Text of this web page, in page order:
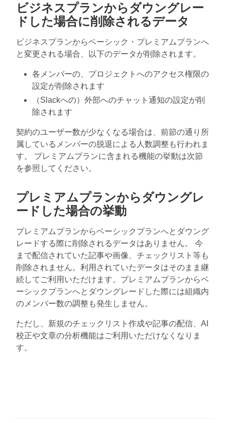
ビジネスプランからダウングレー
ドした場合に削除されるデータ
ビジネスプランからベーシック・プレミアムプランへ
と変更される場合、以下のデータが削除されます。
各メンバーの、プロジェクトへのアクセス権限の
設定が削除されます
（Slackへの）外部へのチャット通知の設定が削
除されます
契約のユーザー数が少なくなる場合は、前節の通り所
属しているメンバーの脱退による人数調整も行われま
す。 プレミアムプランに含まれる機能の挙動は次節
を参照してください。
プレミアムプランからダウングレ
ードした場合の挙動
プレミアムプランからベーシックプランへとダウング
レードする際に削除されるデータはありません。 今
まで配信されていた記事や画像、チェックリスト等も
削除されません。利用されていたデータはそのまま継
続してご利用いただけます。プレミアムプランからベ
ーシックプランへとダウングレードした際には組織内
のメンバー数の調整も発生しません。
ただし、新規のチェックリスト作成や記事の配信、AI
校正や文章の分析機能はご利用いただけなくなりま
す。